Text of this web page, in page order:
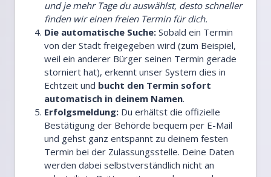
und je mehr Tage du auswählst, desto schneller
finden wir einen freien Termin für dich.
Die automatische Suche: Sobald ein Termin
von der Stadt freigegeben wird (zum Beispiel,
weil ein anderer Bürger seinen Termin gerade
storniert hat), erkennt unser System dies in
Echtzeit und bucht den Termin sofort
automatisch in deinem Namen.
Erfolgsmeldung: Du erhältst die offizielle
Bestätigung der Behörde bequem per E-Mail
und gehst ganz entspannt zu deinem festen
Termin bei der Zulassungsstelle. Deine Daten
werden dabei selbstverständlich nicht an